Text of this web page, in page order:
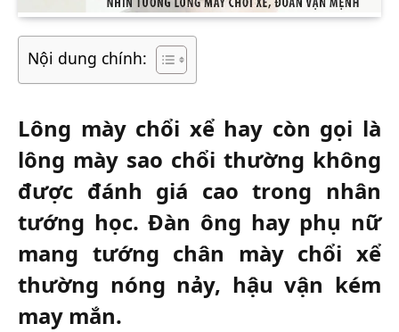
Nội dung chính:
Lông mày chổi xể hay còn gọi là
lông mày sao chổi thường không
được đánh giá cao trong nhân
tướng học. Đàn ông hay phụ nữ
mang tướng chân mày chổi xể
thường nóng nảy, hậu vận kém
may mắn.